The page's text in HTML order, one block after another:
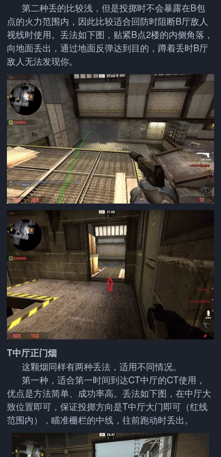
第二种丢的比较浅，但是投掷时不会暴露在B包
点的火力范围内，因此比较适合回防时阻断B厅敌人
视线时使用。丢法如下图，贴紧B点2楼的内侧角落，
向地面丢出，通过地面反弹达到目的，蹲着丢时B厅
敌人无法发现你。
T中厅正门烟
这颗烟同样有两种丢法，适用不同情况。
第一种，适合第一时间到达CT中厅的CT使用，
优点是方法简单、成功率高。丢法如下图，在中厅大
致位置即可，保证投掷方向是T中厅大门即可（红线
范围内），瞄准栅栏的中线，往前跑动时丢出。